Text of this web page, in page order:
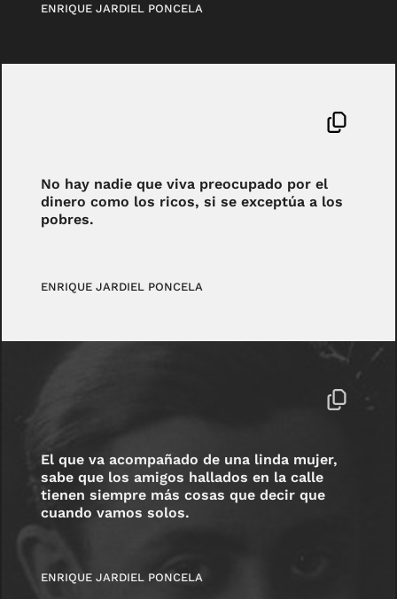
ENRIQUE JARDIEL PONCELA
No hay nadie que viva preocupado por el
dinero como los ricos, si se exceptúa a los
pobres.
ENRIQUE JARDIEL PONCELA
El que va acompañado de una linda mujer,
sabe que los amigos hallados en la calle
tienen siempre más cosas que decir que
cuando vamos solos.
ENRIQUE JARDIEL PONCELA